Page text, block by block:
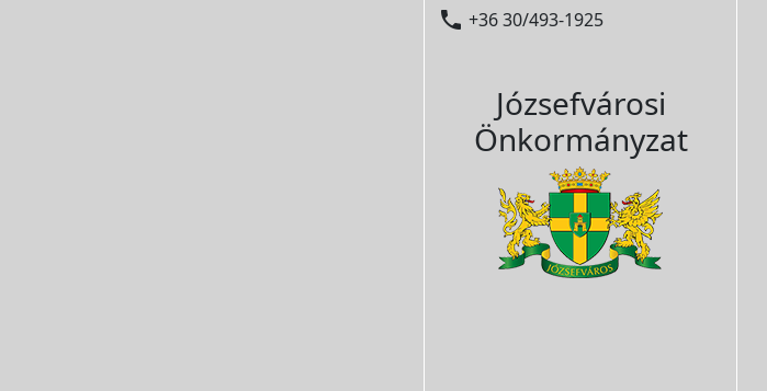
 +36 30/493-1925
Józsefvárosi
Önkormányzat